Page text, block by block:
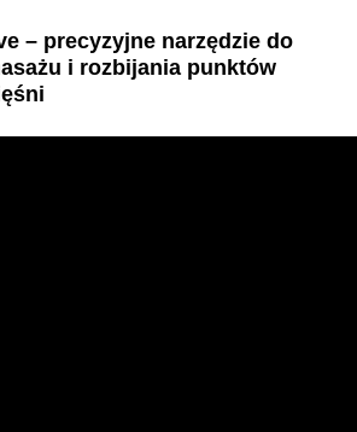
– precyzyjne narzędzie do
i rozbijania punktów